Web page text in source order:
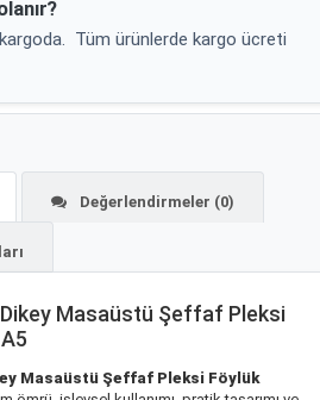
kargoda. Tüm ürünlerde kargo ücreti
Değerlendirmeler (0)
Dikey Masaüstü Şeffaf Pleksi
Masaüstü Şeffaf Pleksi Föylük